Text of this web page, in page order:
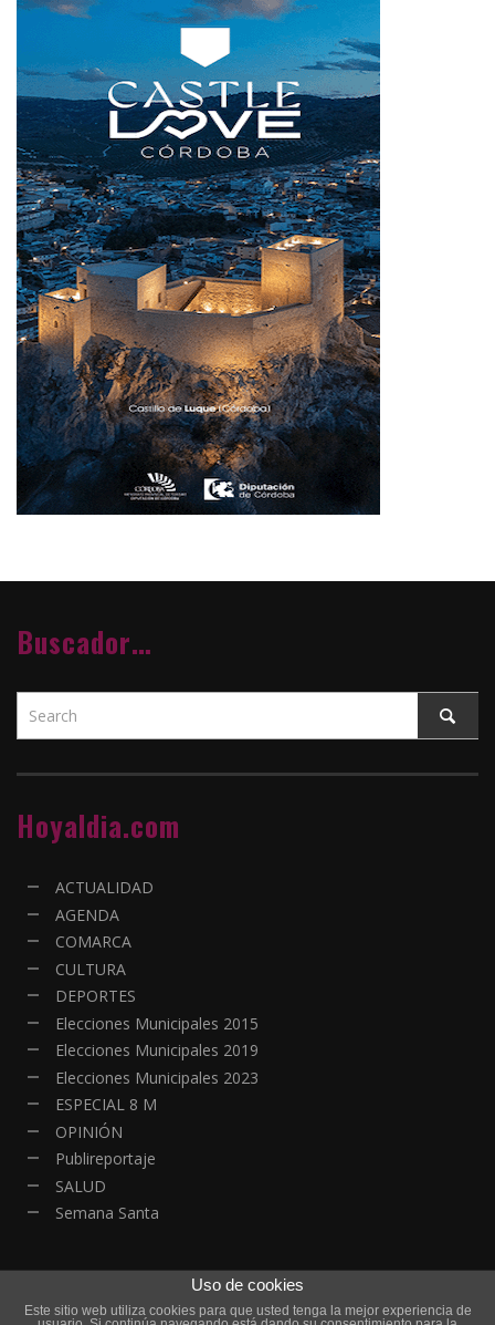
Buscador…
Hoyaldia.com
ACTUALIDAD
AGENDA
COMARCA
CULTURA
DEPORTES
Elecciones Municipales 2015
Elecciones Municipales 2019
Elecciones Municipales 2023
ESPECIAL 8 M
OPINIÓN
Publireportaje
SALUD
Semana Santa
© Copyright - Todos los derechos reservados | HOYALDIA - Actualidad
Uso de cookies
Este sitio web utiliza cookies para que usted tenga la mejor experiencia de